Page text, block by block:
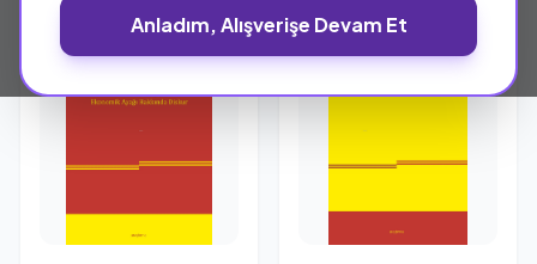
Anladım, Alışverişe Devam Et
%25 İNDİRİM